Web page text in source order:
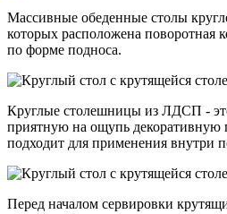
Массивные обеденные столы
которых расположена поворотная
по форме подноса.
Круглые столешницы из ЛДСП -
приятную на ощупь декоративную
подходит для применения внутри
Перед началом сервировки